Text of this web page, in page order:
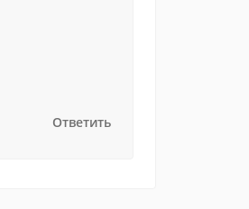
Ответить